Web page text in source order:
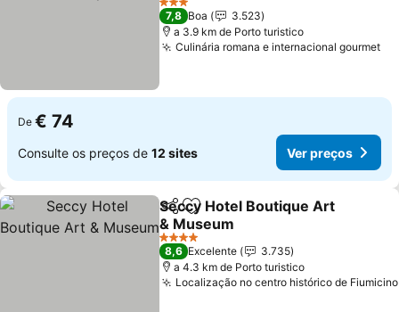
3 Estrelas
7,8 Boa
3.523
a 3.9 km de Porto turistico
Culinária romana e internacional gourmet
De € 74
Consulte os preços de 12 sites Ver preços
PartilharAdicionar aos favoritos
Seccy Hotel Boutique Art
& Museum
4 Estrelas
8,6 Excelente
3.735
a 4.3 km de Porto turistico
Localização no centro histórico de Fiumicino